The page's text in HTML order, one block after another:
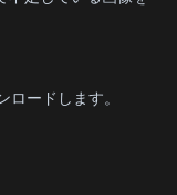
ードします。